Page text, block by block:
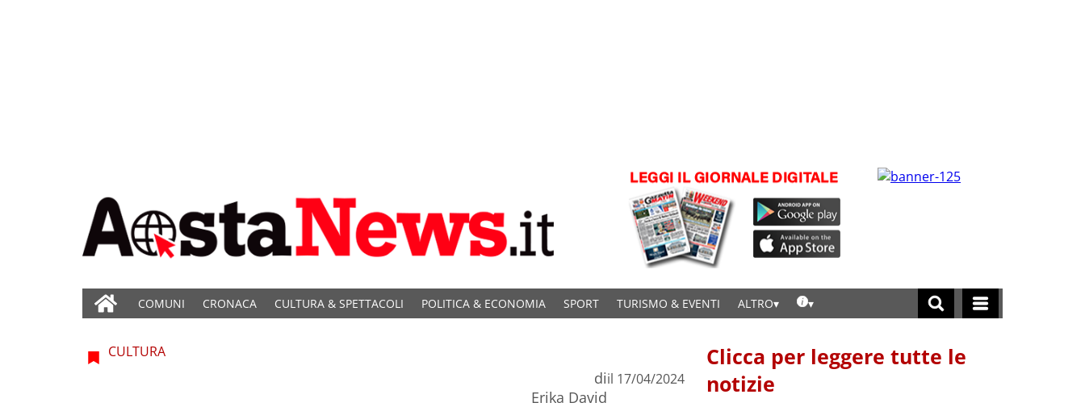
COMUNI CRONACA CULTURA & SPETTACOLI POLITICA & ECONOMIA SPORT TURISMO & EVENTI ALTRO
CULTURA
di
Erika David
il 17/04/2024
Clicca per leggere tutte le
notizie